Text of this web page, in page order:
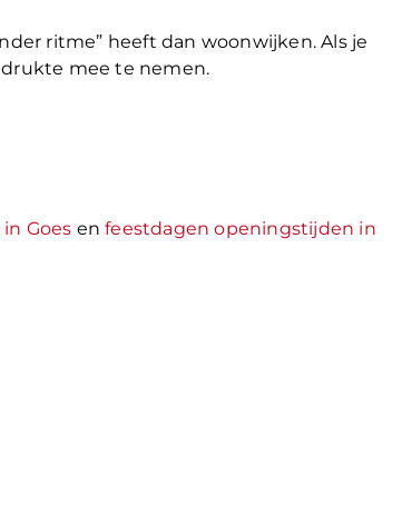
ritme” heeft dan woonwijken. Als je
mee te nemen.
Goes enfeestdagen openingstijden in